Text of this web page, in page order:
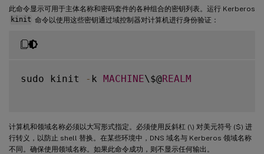
此命令显示可用于主体名称和密码套件的各种组合的密钥列表。运行 Kerberos
kinit 命令以使用这些密钥通过域控制器对计算机进行身份验证：
sudo kinit - k MACHINE\$@REALM
计算机和领域名称必须以大写形式指定。必须使用反斜杠 (\) 对美元符号 ($) 进
行转义，以防止 shell 替换。在某些环境中，DNS 域名与 Kerberos 领域名称
不同。确保使用领域名称。如果此命令成功，则不显示任何输出。